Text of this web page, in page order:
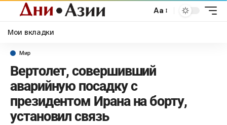
Aa
Мои вкладки
Мир
Вертолет, совершивший
аварийную посадку с
президентом Ирана на борту,
установил связь